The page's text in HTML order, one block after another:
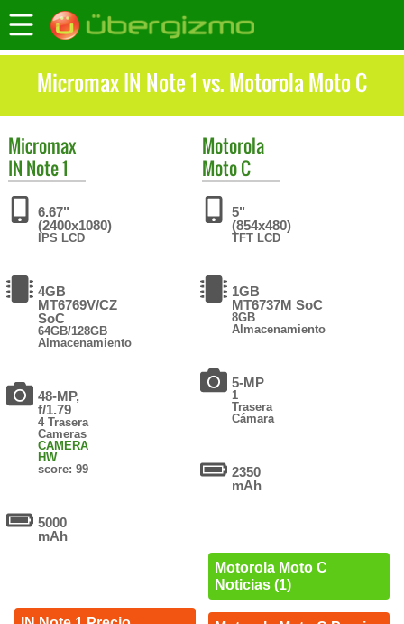
Micromax IN Note 1 vs. Motorola Moto C
Micromax
IN Note 1
6.67"
(2400x1080)
IPS LCD
4GB
MT6769V/CZ
SoC
64GB/128GB
Almacenamiento
48-MP,
f/1.79
4 Trasera
Cameras
CAMERA
HW
score: 99
5000
mAh
Motorola
Moto C
5"
(854x480)
TFT LCD
1GB
MT6737M SoC
8GB
Almacenamiento
5-MP
1
Trasera
Cámara
2350
mAh
Motorola Moto C
Noticias (1)